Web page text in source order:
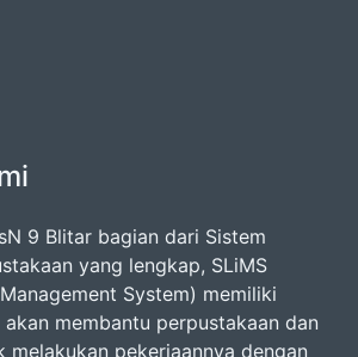
9 Blitar bagian dari Sistem
yang lengkap, SLiMS
System) memiliki
membantu perpustakaan dan
melakukan pekerjaannya dengan